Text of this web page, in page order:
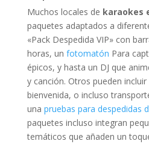
Muchos locales de karaokes
paquetes adaptados a
«Pack Despedida VIP» con
horas, un fotomatón Para
épicos, y hasta un DJ que
y canción. Otros pueden
bienvenida, o incluso
una pruebas para despedidas
paquetes incluso integran
temáticos que añaden un